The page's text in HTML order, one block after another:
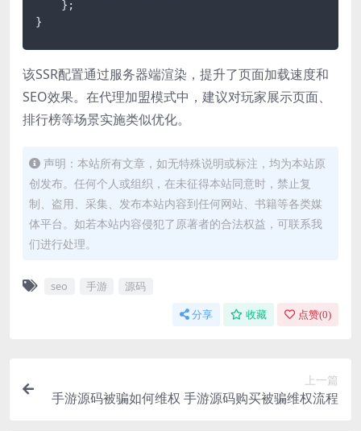
    };
}
该SSR配置通过服务器端渲染，提升了页面加载速度和
SEO效果。在代理加盟模式中，建议对玩家展示页面、
排行榜等场景实施类似优化。
声明：本站所有文章，如无特殊说明或标注，均为本站原
创发布。任何个人或组织，在未征得本站同意时，禁止复
制、盗用、采集、发布本站内容到任何网站、书籍等各类媒
体平台。如若本站内容侵犯了原著者的合法权益，可联系我
们进行处理。
seo 手游 源码
分享 收藏 点赞(0)
上一篇
手游源码被骗如何维权 手游源码购买被骗维权流程